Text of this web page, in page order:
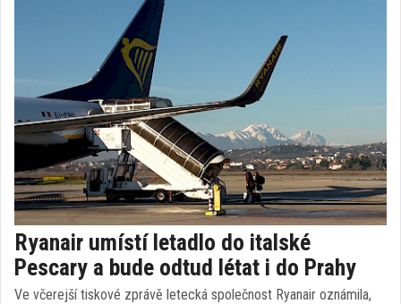
Ryanair umístí letadlo do italské
Pescary a bude odtud létat i do Prahy
Ve včerejší tiskové zprávě letecká společnost Ryanair oznámila,